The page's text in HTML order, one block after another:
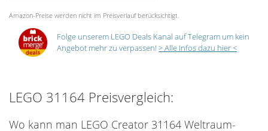
Amazon-Preise werden nicht im Preisverlauf berücksichtigt.
Folge unserem LEGO Deals Kanal auf Telegram um kein
Angebot mehr zu verpassen! > Alle Infos dazu hier <
LEGO 31164 Preisvergleich:
Wo kann man LEGO Creator 31164 Weltraum-